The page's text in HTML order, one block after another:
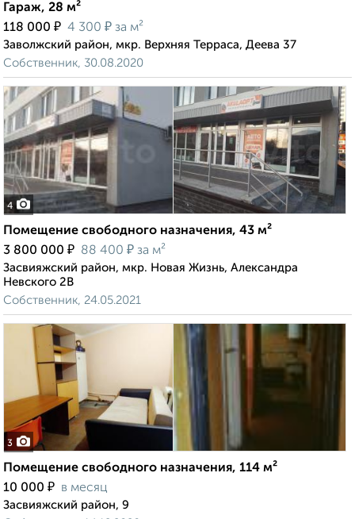
Гараж, 28 м²
118 000 ₽ 4 300 ₽ за м²
Заволжский район, мкр. Верхняя Терраса, Деева 37
Собственник, 30.08.2020
4
Помещение свободного назначения, 43 м²
3 800 000 ₽ 88 400 ₽ за м²
Засвияжский район, мкр. Новая Жизнь, Александра
Невского 2В
Собственник, 24.05.2021
3
Помещение свободного назначения, 114 м²
10 000 ₽ в месяц
Засвияжский район, 9